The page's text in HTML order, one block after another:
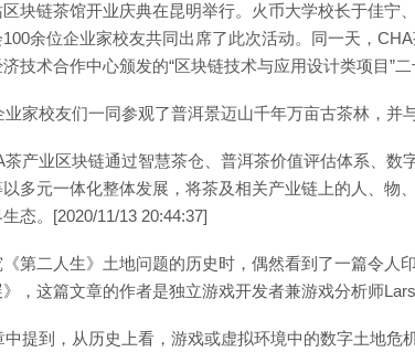
块链茶馆开业庆典在昆明举行。火币大学校长于佳宁
余位企业家校友共同出席了此次活动。同一天，
技术合作中心颁发的“区块链技术与应用设计类项目”二
业家校友们一同参观了普洱景迈山千年万亩古茶林，并
产业区块链通过智慧茶仓、普洱茶价值评估体系、数
多元一体化整体发展，将茶及相关产业链上的人、物
态。[2020/11/13 20:44:37]
《第二人生》土地问题的历史时，偶然看到了一篇令
，这篇文章的作者是独立游戏开发者兼游戏分析师Lars
中提到，从历史上看，游戏或虚拟环境中的数字土地危